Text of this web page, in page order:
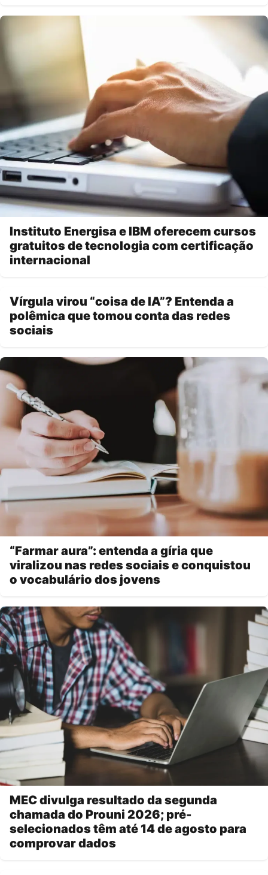
Instituto Energisa e IBM oferecem cursos
gratuitos de tecnologia com certificação
internacional
Vírgula virou “coisa de IA”? Entenda a
polêmica que tomou conta das redes
sociais
“Farmar aura”: entenda a gíria que
viralizou nas redes sociais e conquistou
o vocabulário dos jovens
MEC divulga resultado da segunda
chamada do Prouni 2026; pré-
selecionados têm até 14 de agosto para
comprovar dados